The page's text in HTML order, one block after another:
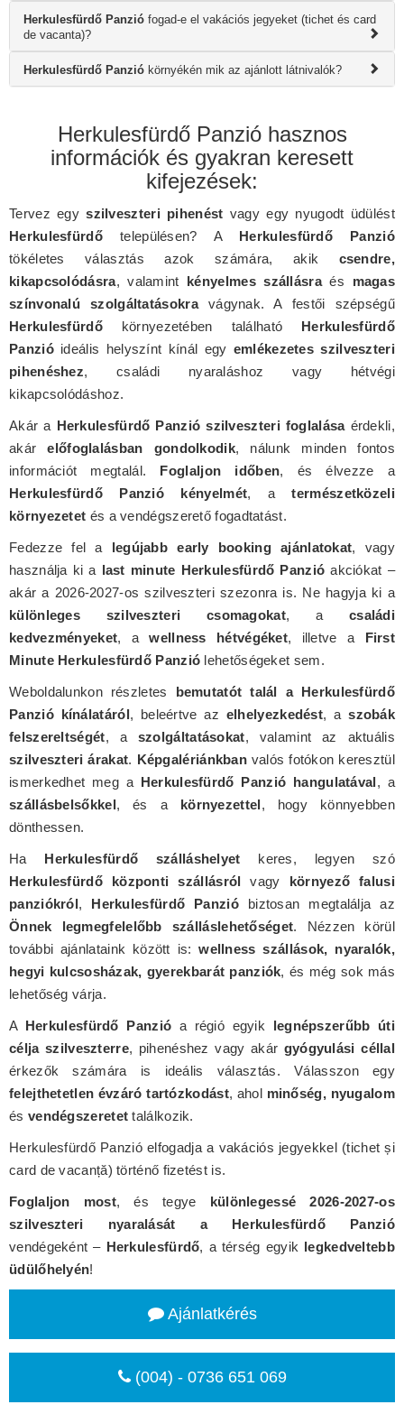
Herkulesfürdő Panzió fogad-e el vakációs jegyeket (tichet és card
de vacanta)?
Herkulesfürdő Panzió környékén mik az ajánlott látnivalók?
Herkulesfürdő Panzió hasznos
információk és gyakran keresett
kifejezések:
Tervez egyszilveszteri pihenést vagy egy nyugodt üdülést
Herkulesfürdőtelepülésen? A Herkulesfürdő Panzió
tökéletes választás azok számára, akik csendre,
kikapcsolódásra, valamint kényelmes szállásraés magas
színvonalú szolgáltatásokravágynak. A festői szépségű
Herkulesfürdőkörnyezetében található Herkulesfürdő
Panzióideális helyszínt kínál egy emlékezetes szilveszteri
pihenéshez, családi nyaraláshoz vagy hétvégi
kikapcsolódáshoz.
Akár a Herkulesfürdő Panzió szilveszteri foglalásaérdekli,
akárelőfoglalásban gondolkodik, nálunk minden fontos
információt megtalál. Foglaljon időben, és élvezze a
Herkulesfürdő Panzió kényelmét, atermészetközeli
környezetet és a vendégszerető fogadtatást.
Fedezze fel a legújabb early booking ajánlatokat, vagy
használja ki a last minute Herkulesfürdő Panzió akciókat –
akár a 2026-2027-os szilveszteri szezonra is. Ne hagyja ki a
különleges szilveszteri csomagokat, a családi
kedvezményeket, awellness hétvégéket, illetve a First
Minute Herkulesfürdő Panzió lehetőségeket sem.
Weboldalunkon részletes bemutatót talál a Herkulesfürdő
Panzió kínálatáról, beleértve az elhelyezkedést, aszobák
felszereltségét, a szolgáltatásokat, valamint az aktuális
szilveszteri árakat. Képgalériánkban valós fotókon keresztül
ismerkedhet meg a Herkulesfürdő Panzió hangulatával, a
szállásbelsőkkel, és a környezettel, hogy könnyebben
dönthessen.
Ha Herkulesfürdő szálláshelyet keres, legyen szó
Herkulesfürdő központi szállásról vagy környező falusi
panziókról, Herkulesfürdő Panzió biztosan megtalálja az
Önnek legmegfelelőbb szálláslehetőséget. Nézzen körül
további ajánlataink között is:wellness szállások, nyaralók,
hegyi kulcsosházak, gyerekbarát panziók, és még sok más
lehetőség várja.
A Herkulesfürdő Panzió a régió egyik legnépszerűbb úti
célja szilveszterre, pihenéshez vagy akár gyógyulási céllal
érkezők számára is ideális választás. Válasszon egy
felejthetetlen évzáró tartózkodást, ahol minőség, nyugalom
és vendégszeretet találkozik.
Herkulesfürdő Panzió elfogadja a vakációs jegyekkel (tichet și
card de vacanță) történő fizetést is.
Foglaljon most, és tegye különlegessé 2026-2027-os
szilveszteri nyaralását a Herkulesfürdő Panzió
vendégeként – Herkulesfürdő, a térség egyik legkedveltebb
üdülőhelyén!
Ajánlatkérés
(004) - 0736 651 069